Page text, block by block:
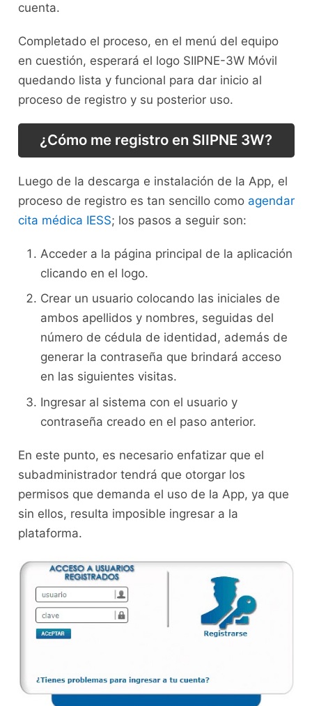
cuenta.
Completado el proceso, en el menú del equipo
en cuestión, esperará el logo SIIPNE-3W Móvil
quedando lista y funcional para dar inicio al
proceso de registro y su posterior uso.
¿Cómo me registro en SIIPNE 3W?
Luego de la descarga e instalación de la App, el
proceso de registro es tan sencillo como agendar
cita médica IESS; los pasos a seguir son:
Acceder a la página principal de la aplicación
clicando en el logo.
Crear un usuario colocando las iniciales de
ambos apellidos y nombres, seguidas del
número de cédula de identidad, además de
generar la contraseña que brindará acceso
en las siguientes visitas.
Ingresar al sistema con el usuario y
contraseña creado en el paso anterior.
En este punto, es necesario enfatizar que el
subadministrador tendrá que otorgar los
permisos que demanda el uso de la App, ya que
sin ellos, resulta imposible ingresar a la
plataforma.